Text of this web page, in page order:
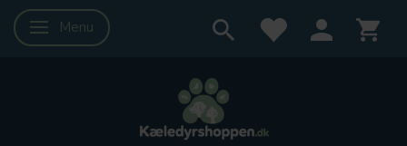
Skifte navigation
Menu